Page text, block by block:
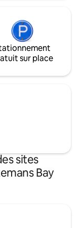
sur place
sites
Bay